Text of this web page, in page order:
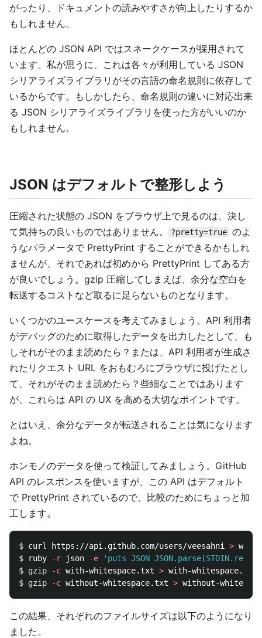
がったり、ドキュメントの読みやすさが向上したりするか
もしれません。
ほとんどの JSON API ではスネークケースが採用されて
います。私が思うに、これは各々が利用している JSON
シリアライズライブラリがその言語の命名規則に依存して
いるからです。もしかしたら、命名規則の違いに対応出来
る JSON シリアライズライブラリを使った方がいいのか
もしれません。
JSON はデフォルトで整形しよう
圧縮された状態の JSON をブラウザ上で見るのは、決し
て気持ちの良いものではありません。
?pretty=true のよ
うなパラメータで PrettyPrint することができるかもしれ
ませんが、それであれば初めから PrettyPrint してある方
が良いでしょう。gzip 圧縮してしまえば、余分な空白を
転送するコストなど取るに足らないものとなります。
いくつかのユースケースを考えてみましょう。API 利用者
がデバッグのために取得したデータを出力したとして、も
しそれがそのまま読めたら？または、API 利用者が生成さ
れたリクエスト URL をおもむろにブラウザに投げたとし
て、それがそのまま読めたら？些細なことではあります
が、これらは API の UX を高める大切なポイントです。
とはいえ、余分なデータが転送されることは気になります
よね。
ホンモノのデータを使って検証してみましょう。GitHub
API のレスポンスを使いますが、この API はデフォルト
で PrettyPrint されているので、比較のためにちょっと加
工します。
$ curl https://api.github.com/users/veesahni >
$
ruby -r json -e
'puts JSON JSON.parse(STDIN.read)'
$ gzip -c with-whitespace.txt >
$ gzip -c without-whitespace.txt >
この結果、それぞれのファイルサイズは以下のようになり
ました。